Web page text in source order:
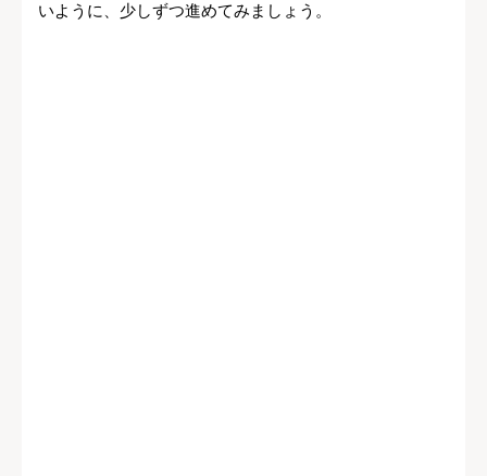
いように、少しずつ進めてみましょう。